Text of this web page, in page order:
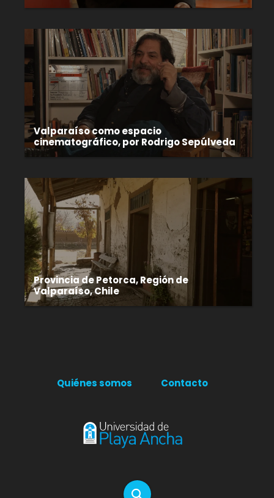
Valparaíso como espacio
cinematográfico, por Rodrigo Sepúlveda
Provincia de Petorca, Región de
Valparaíso, Chile
Quiénes somos Contacto